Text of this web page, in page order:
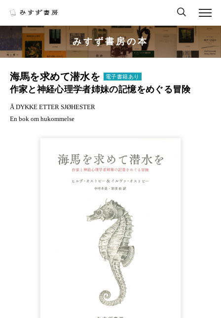
みすず書房の本
海馬を求めて潜水を 電子書籍あり
作家と神経心理学者姉妹の記憶をめぐる冒険
Å DYKKE ETTER SJØHESTER
En bok om hukommelse